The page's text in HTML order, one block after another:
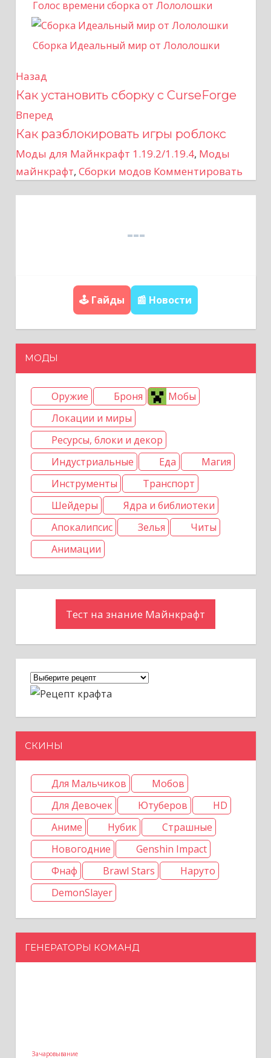
Голос времени сборка от Лололошки
Сборка Идеальный мир от Лололошки
Н
а
в
и
г
о
з
Назад
Как установить сборку с CurseForge
Вперед
Как разблокировать игры роблокс
Моды для Майнкрафт 1.19.2/1.19.4, Моды
майнкрафт, Сборки модов Комментировать
🕹️ Гайды 📰 Новости
МОДЫ
Оружие Броня
Мобы
Локации и миры
Ресурсы, блоки и декор
Индустриальные
Еда
Магия
Инструменты
Транспорт
Шейдеры
Ядра и библиотеки
Апокалипсис
Зелья
Читы
Анимации
Тест на знание Майнкрафт
СКИНЫ
Для Мальчиков
Мобов
Для Девочек
Ютуберов
HD
Аниме
Нубик
Страшные
Новогодние
Genshin Impact
Фнаф
Brawl Stars
Наруто
DemonSlayer
ГЕНЕРАТОРЫ КОМАНД
Зачаровывание